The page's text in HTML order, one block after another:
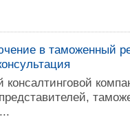
в таможенный
консалтинговой